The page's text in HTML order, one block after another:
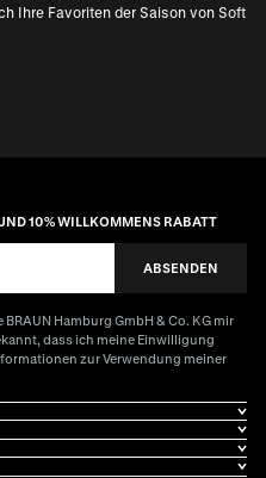
Ihre Favoriten der Saison von Soft
10% WILLKOMMENS RABATT
ABSENDEN
Hamburg GmbH & Co. KG mir
dass ich meine Einwilligung
zur Verwendung meiner